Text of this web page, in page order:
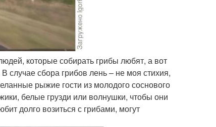
которые собирать грибы любят, а вот
случае сбора грибов лень – не моя стихия,
рыжие гости из молодого соснового
белые грузди или волнушки, чтобы они
долго возиться с грибами, могут